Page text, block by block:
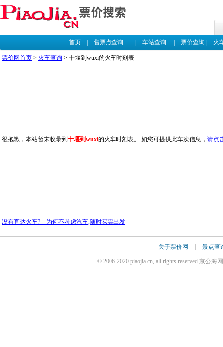
首页| 售票点查询 车站查询 票价查询 火
票价网首页 > 火车查询 > 十堰到wuxi的火车时刻表
很抱歉，本站暂末收录到 十堰到wuxi的火车时刻表。 如您可提供此车次信息， 请点
没有直达火车? 为何不考虑汽车,随时买票出发
关于票价网 景点查
© 2006-2020 piaojia.cn, all rights reserved 京公海